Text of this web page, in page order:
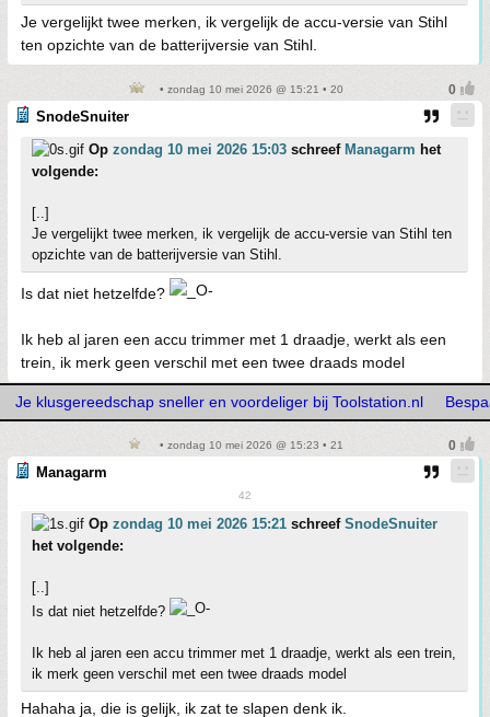
Je vergelijkt twee merken, ik vergelijk de accu-versie van Stihl
ten opzichte van de batterijversie van Stihl.
• zondag 10 mei 2026 @ 15:21 • 20
SnodeSnuiter
Op zondag 10 mei 2026 15:03 schreef Managarm het
volgende:
[..]
Je vergelijkt twee merken, ik vergelijk de accu-versie van Stihl ten
opzichte van de batterijversie van Stihl.
Is dat niet hetzelfde?
Ik heb al jaren een accu trimmer met 1 draadje, werkt als een
trein, ik merk geen verschil met een twee draads model
Je klusgereedschap sneller en voordeliger bij Toolstation.nl
• zondag 10 mei 2026 @ 15:23 • 21
Managarm
42
Op zondag 10 mei 2026 15:21 schreef SnodeSnuiter
het volgende:
[..]
Is dat niet hetzelfde?
Ik heb al jaren een accu trimmer met 1 draadje, werkt als een trein,
ik merk geen verschil met een twee draads model
Hahaha ja, die is gelijk, ik zat te slapen denk ik.